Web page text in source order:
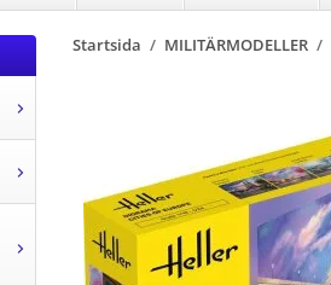
Startsida / MILITÄRMODELLER /